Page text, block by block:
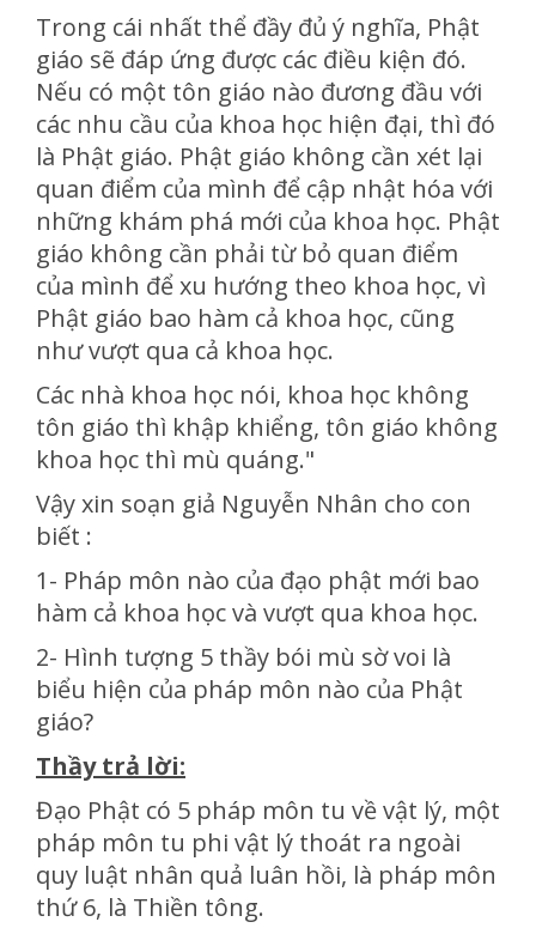
Trong cái nhất thể đầy đủ ý nghĩa, Phật
giáo sẽ đáp ứng được các điều kiện đó.
Nếu có một tôn giáo nào đương đầu với
các nhu cầu của khoa học hiện đại, thì đó
là Phật giáo. Phật giáo không cần xét lại
quan điểm của mình để cập nhật hóa với
những khám phá mới của khoa học. Phật
giáo không cần phải từ bỏ quan điểm
của mình để xu hướng theo khoa học, vì
Phật giáo bao hàm cả khoa học, cũng
như vượt qua cả khoa học.
Các nhà khoa học nói, khoa học không
tôn giáo thì khập khiểng, tôn giáo không
khoa học thì mù quáng."
Vậy xin soạn giả Nguyễn Nhân cho con
biết :
1- Pháp môn nào của đạo phật mới bao
hàm cả khoa học và vượt qua khoa học.
2- Hình tượng 5 thầy bói mù sờ voi là
biểu hiện của pháp môn nào của Phật
giáo?
Thầy trả lời:
Đạo Phật có 5 pháp môn tu về vật lý, một
pháp môn tu phi vật lý thoát ra ngoài
quy luật nhân quả luân hồi, là pháp môn
thứ 6, là Thiền tông.